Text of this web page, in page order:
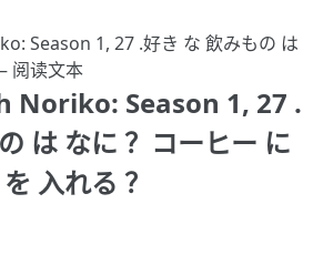
Noriko: Season 1, 27 .
は なに ？コーヒー に
入れる ？